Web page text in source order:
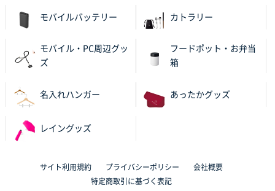
ワンポイントポリ袋 A4サイズ
1000枚
サイトが見やすい
サイト構成が解りやすかったから
ブックメモ付箋
200枚
2025年10月16日 10:30
モバイルバッテリー カトラリー
モバイル・PC周辺グッ
ズ
フードポット・お弁当
箱
名入れハンガー あったかグッズ
レイングッズ
サイト利用規約 プライバシーポリシー
会社概要
特定商取引に基づく表記